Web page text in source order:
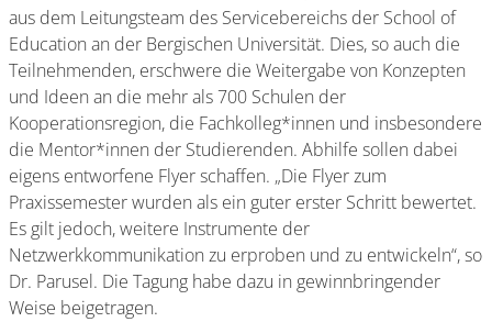
aus dem Leitungsteam des Servicebereichs der School of
Education an der Bergischen Universität. Dies, so auch die
Teilnehmenden, erschwere die Weitergabe von Konzepten
und Ideen an die mehr als 700 Schulen der
Kooperationsregion, die Fachkolleg*innen und insbesondere
die Mentor*innen der Studierenden. Abhilfe sollen dabei
eigens entworfene Flyer schaffen. „Die Flyer zum
Praxissemester wurden als ein guter erster Schritt bewertet.
Es gilt jedoch, weitere Instrumente der
Netzwerkkommunikation zu erproben und zu entwickeln“, so
Dr. Parusel. Die Tagung habe dazu in gewinnbringender
Weise beigetragen.